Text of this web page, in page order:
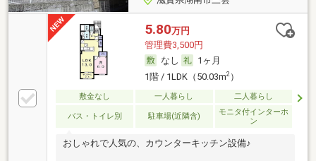
5.80万円
管理費3,500円
なし
1ヶ月
1階 / 1LDK（50.03m2）
敷金なし 一人暮らし 二人暮らし
バス・トイレ別 駐車場(近隣含)
モニタ付インターホ
ン
おしゃれで人気の、カウンターキッチン設備♪